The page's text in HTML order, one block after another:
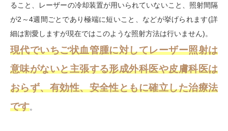
ること、レーザーの冷却装置が用いられていないこと、照射間隔
が2～4週間ごとであり極端に短いこと、などが挙げられます(詳
細は割愛しますが現在ではこのような照射方法は行いません)。
現代でいちご状血管腫に対してレーザー照射は
意味がないと主張する形成外科医や皮膚科医は
おらず、有効性、安全性ともに確立した治療法
です。